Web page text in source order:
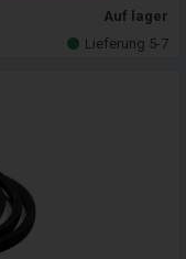
Auf lager
Lieferung 5-7